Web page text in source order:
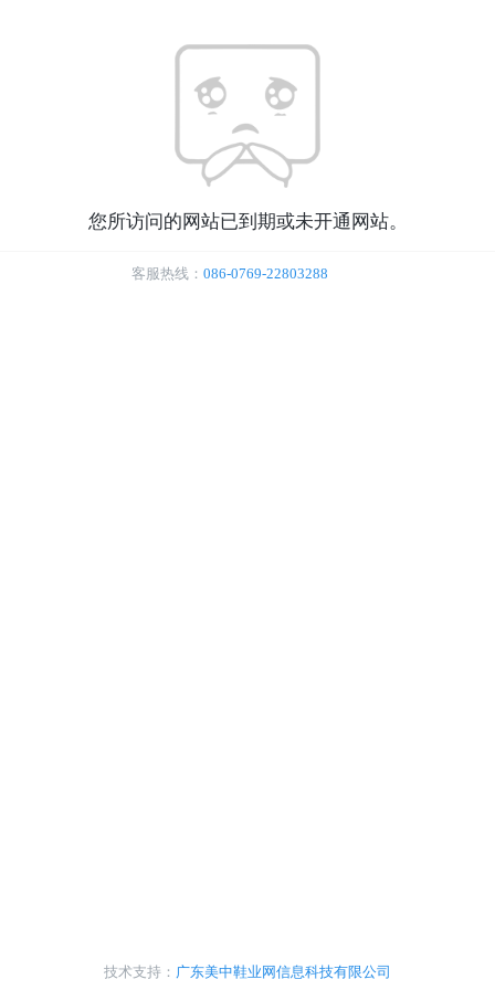
您所访问的网站已到期或未开通网站。
客服热线： 086-0769-22803288
技术支持： 广东美中鞋业网信息科技有限公司